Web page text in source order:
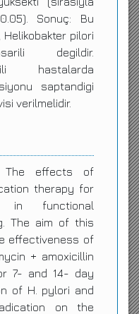
Sonuç: Bu
Helikobakter pilori
degildir.
hastalarda
saptandigi
verilmelidir.
The effects of
therapy for
in functional
The aim of this
effectiveness of
+ amoxicillin
7- and 14- day
of H. pylori and
on the